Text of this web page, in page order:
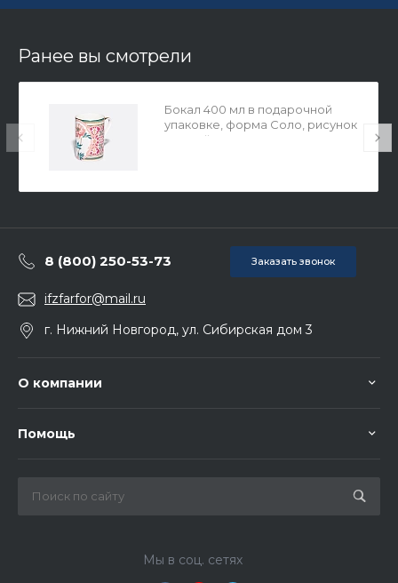
Ранее вы смотрели
Бокал 400 мл в подарочной
упаковке, форма Соло, рисунок
Дивный Пион, арт. 81.32714.00.1
8 (800) 250-53-73 Заказать звонок
ifzfarfor@mail.ru
г. Нижний Новгород, ул. Сибирская дом 3
О компании
Помощь
Мы в соц. сетях